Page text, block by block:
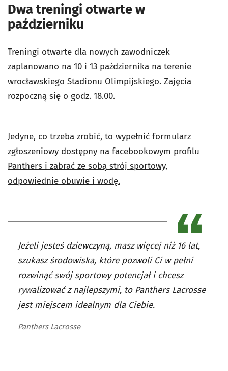
Dwa treningi otwarte w
październiku
Treningi otwarte dla nowych zawodniczek
zaplanowano na 10 i 13 października na terenie
wrocławskiego Stadionu Olimpijskiego. Zajęcia
rozpoczną się o godz. 18.00.
Jedyne, co trzeba zrobić, to wypełnić formularz
zgłoszeniowy dostępny na facebookowym profilu
Panthers i zabrać ze sobą strój sportowy,
odpowiednie obuwie i wodę.
Jeżeli jesteś dziewczyną, masz więcej niż 16 lat,
szukasz środowiska, które pozwoli Ci w pełni
rozwinąć swój sportowy potencjał i chcesz
rywalizować z najlepszymi, to Panthers Lacrosse
jest miejscem idealnym dla Ciebie.
Panthers Lacrosse